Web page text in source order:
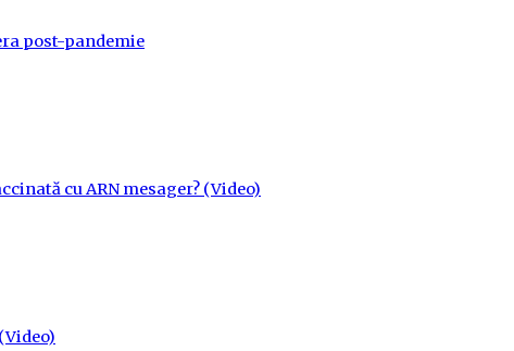
post-pandemie
cu ARN mesager? (Video)